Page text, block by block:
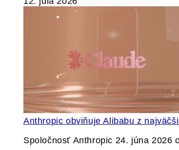
Anthropic obviňuje Alibabu z
Spoločnosť Anthropic 24. júna